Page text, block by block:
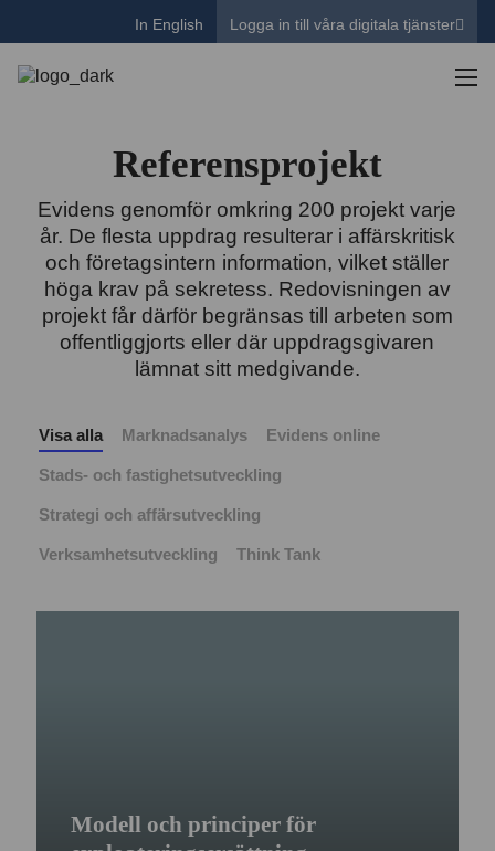
In English Logga in till våra digitala tjänster
Referensprojekt
Evidens genomför omkring 200 projekt varje
år. De flesta uppdrag resulterar i affärskritisk
och företagsintern information, vilket ställer
höga krav på sekretess. Redovisningen av
projekt får därför begränsas till arbeten som
offentliggjorts eller där uppdragsgivaren
lämnat sitt medgivande.
Visa alla Marknadsanalys Evidens online
Stads- och fastighetsutveckling
Strategi och affärsutveckling
Verksamhetsutveckling Think Tank
Modell och principer för